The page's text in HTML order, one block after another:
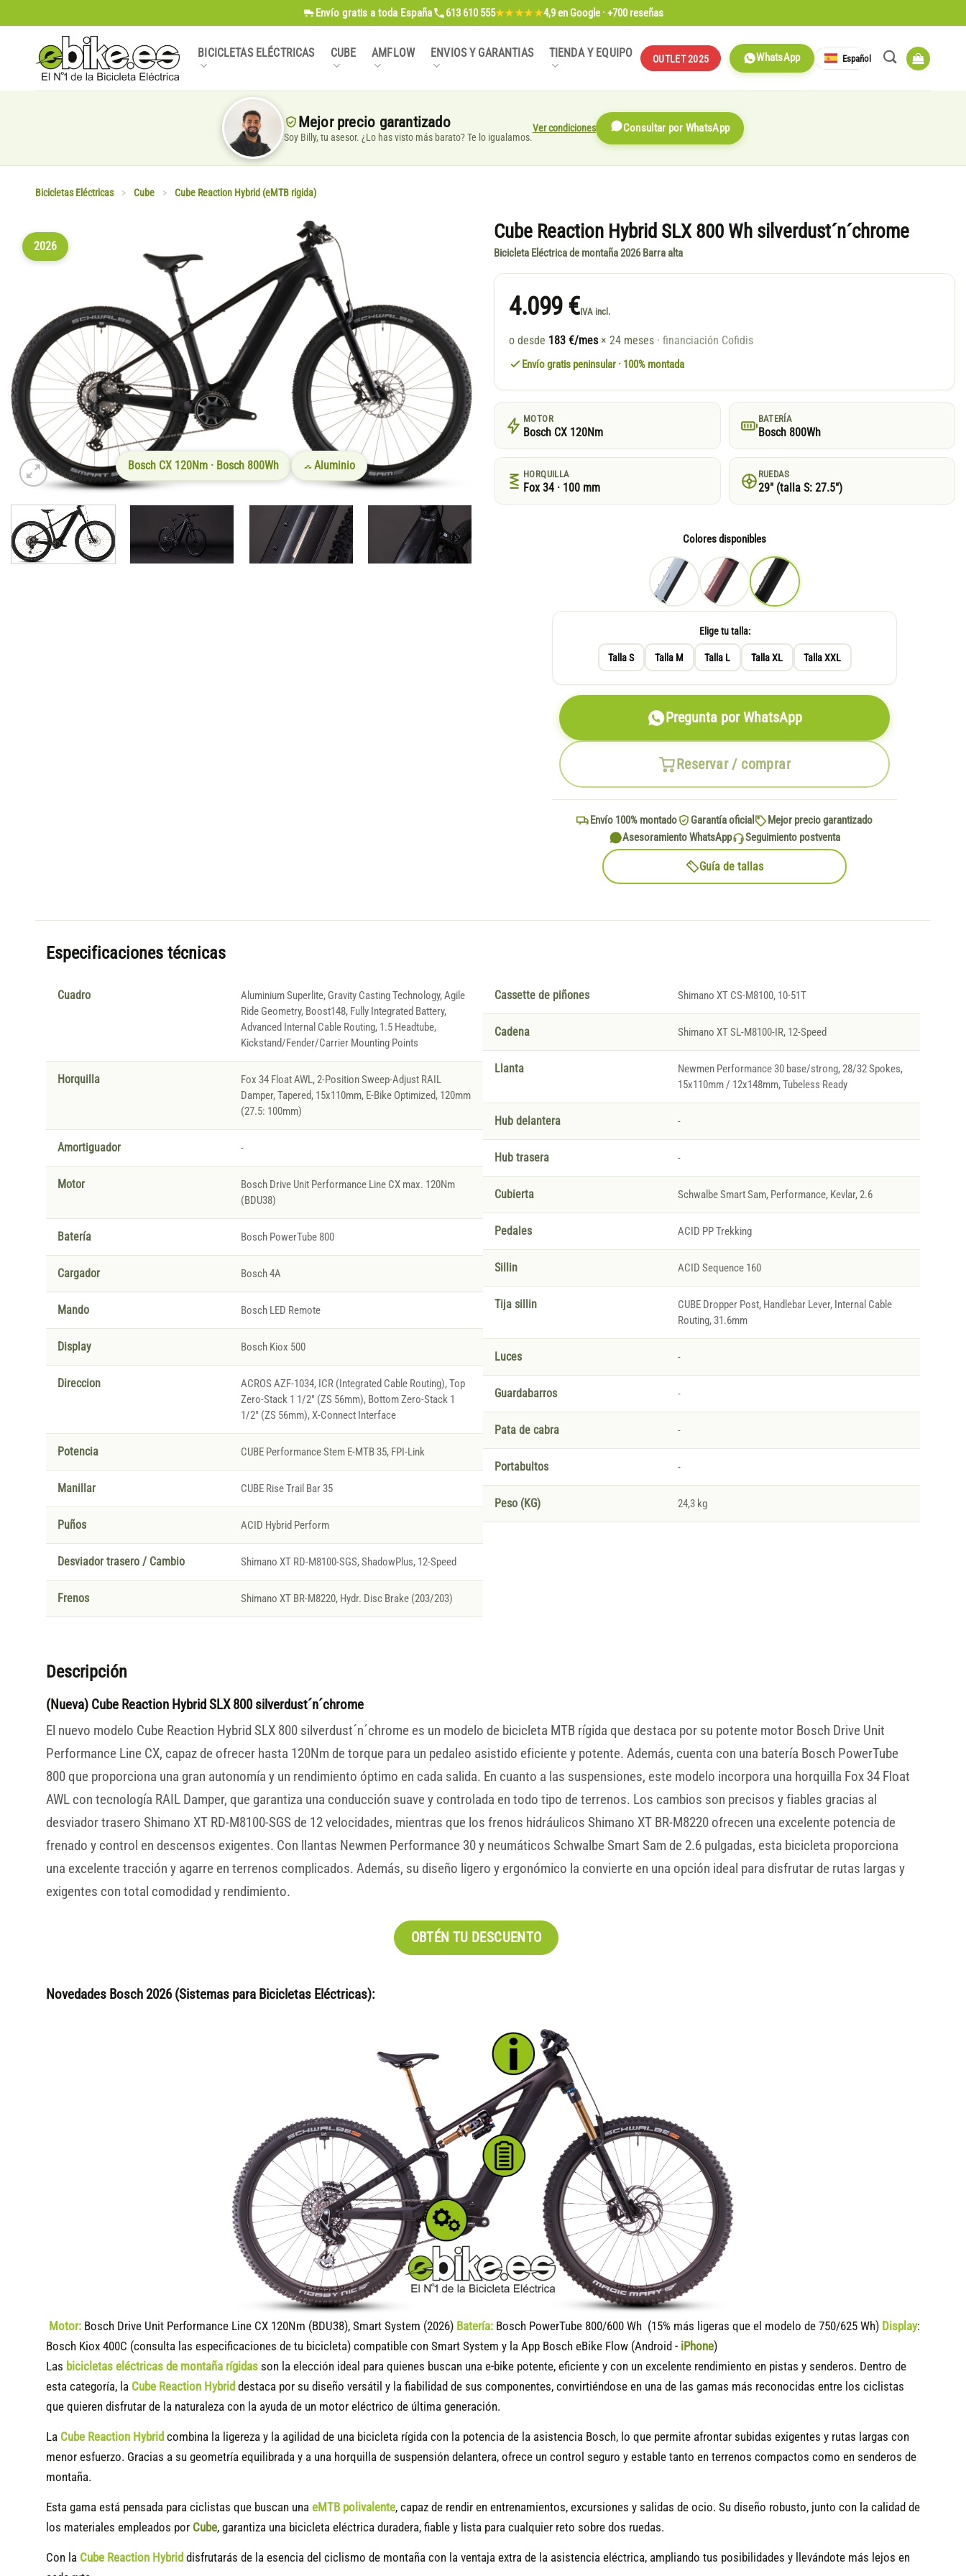
al
contenido
Envío gratis a toda España 613 610 555★★★★★4,9en Google · +700 reseñas
BICICLETAS ELÉCTRICAS CUBE AMFLOW ENVIOS Y GARANTIAS TIENDA Y EQUIPO OUTLET 2025 WhatsApp Español
Mejor precio garantizado
Soy Billy, tu asesor. ¿Lo has visto más barato? Te lo igualamos.
Ver condiciones Consultar por WhatsApp
Bicicletas Eléctricas > Cube > Cube Reaction Hybrid (eMTB rigida)
2026
Bosch CX 120Nm · Bosch 800Wh Aluminio
Cube Reaction Hybrid SLX 800 Wh silverdust´n´chrome
Bicicleta Eléctrica de montaña 2026 Barra alta
4.099 €IVA incl.
o desde 183 €/mes × 24 meses · financiación Cofidis
Envío gratis peninsular · 100% montada
MOTOR
Bosch CX 120Nm
BATERÍA
Bosch 800Wh
HORQUILLA
Fox 34 · 100 mm
RUEDAS
29″ (talla S: 27.5″)
Colores disponibles
Elige tu talla:
Talla S Talla M Talla L Talla XL Talla XXL
Reservar / comprar
Pregunta por WhatsApp
Envío 100% montado Garantía oficial
Mejor precio garantizado
Asesoramiento WhatsApp
Seguimiento postventa
Guía de tallas
Especificaciones técnicas
Cuadro
Aluminium Superlite, Gravity Casting Technology, Agile
Ride Geometry, Boost148, Fully Integrated Battery,
Advanced Internal Cable Routing, 1.5 Headtube,
Kickstand/Fender/Carrier Mounting Points
Horquilla
Fox 34 Float AWL, 2-Position Sweep-Adjust RAIL
Damper, Tapered, 15x110mm, E-Bike Optimized, 120mm
(27.5: 100mm)
Amortiguador -
Motor
Bosch Drive Unit Performance Line CX max. 120Nm
(BDU38)
Batería Bosch PowerTube 800
Cargador Bosch 4A
Mando Bosch LED Remote
Display Bosch Kiox 500
Direccion
ACROS AZF-1034, ICR (Integrated Cable Routing), Top
Zero-Stack 1 1/2" (ZS 56mm), Bottom Zero-Stack 1
1/2" (ZS 56mm), X-Connect Interface
Potencia CUBE Performance Stem E-MTB 35, FPI-Link
Manillar CUBE Rise Trail Bar 35
Puños ACID Hybrid Perform
Desviador trasero / Cambio Shimano XT RD-M8100-SGS, ShadowPlus, 12-Speed
Frenos Shimano XT BR-M8220, Hydr. Disc Brake (203/203)
Cassette de piñones Shimano XT CS-M8100, 10-51T
Cadena Shimano XT SL-M8100-IR, 12-Speed
Llanta
Newmen Performance 30 base/strong, 28/32 Spokes,
15x110mm / 12x148mm, Tubeless Ready
Hub delantera -
Hub trasera -
Cubierta Schwalbe Smart Sam, Performance, Kevlar, 2.6
Pedales ACID PP Trekking
Sillin ACID Sequence 160
Tija sillin
CUBE Dropper Post, Handlebar Lever, Internal Cable
Routing, 31.6mm
Luces -
Guardabarros -
Pata de cabra -
Portabultos -
Peso (KG) 24,3 kg
Descripción
(Nueva) Cube Reaction Hybrid SLX 800 silverdust´n´chrome
El nuevo modelo Cube Reaction Hybrid SLX 800 silverdust´n´chrome es un modelo de bicicleta MTB rígida que destaca por su potente motor Bosch Drive Unit
Performance Line CX, capaz de ofrecer hasta 120Nm de torque para un pedaleo asistido eficiente y potente. Además, cuenta con una batería Bosch PowerTube
800 que proporciona una gran autonomía y un rendimiento óptimo en cada salida. En cuanto a las suspensiones, este modelo incorpora una horquilla Fox 34 Float
AWL con tecnología RAIL Damper, que garantiza una conducción suave y controlada en todo tipo de terrenos. Los cambios son precisos y fiables gracias al
desviador trasero Shimano XT RD-M8100-SGS de 12 velocidades, mientras que los frenos hidráulicos Shimano XT BR-M8220 ofrecen una excelente potencia de
frenado y control en descensos exigentes. Con llantas Newmen Performance 30 y neumáticos Schwalbe Smart Sam de 2.6 pulgadas, esta bicicleta proporciona
una excelente tracción y agarre en terrenos complicados. Además, su diseño ligero y ergonómico la convierte en una opción ideal para disfrutar de rutas largas y
exigentes con total comodidad y rendimiento.
OBTÉN TU DESCUENTO
Novedades Bosch 2026 (Sistemas para Bicicletas Eléctricas):
Motor:Bosch Drive Unit Performance Line CX 120Nm (BDU38), Smart System (2026) Batería:Bosch PowerTube 800/600 Wh (15% más ligeras que el modelo de 750/625 Wh) Display:
Bosch Kiox 400C (consulta las especificaciones de tu bicicleta) compatiblecon Smart System y la App Bosch eBike Flow (Android - iPhone)
Las bicicletas eléctricas de montaña rígidasson la elección ideal para quienes buscan una e-bike potente, eficiente y con un excelente rendimiento en pistas y senderos. Dentro de
esta categoría, la Cube Reaction Hybrid destaca por su diseño versátil y la fiabilidad de sus componentes, convirtiéndose en una de las gamas más reconocidas entre los ciclistas
que quieren disfrutar de la naturaleza con la ayuda de un motor eléctrico de última generación.
La Cube Reaction Hybrid combina la ligereza y la agilidad de una bicicleta rígida con la potencia de la asistencia Bosch, lo que permite afrontar subidas exigentes y rutas largas con
menor esfuerzo. Gracias a su geometría equilibrada y a una horquilla de suspensión delantera, ofrece un control seguro y estable tanto en terrenos compactos como en senderos de
montaña.
Esta gama está pensada para ciclistas que buscan una eMTB polivalente, capaz de rendir en entrenamientos, excursiones y salidas de ocio. Su diseño robusto, junto con la calidad de
los materiales empleados por Cube, garantiza una bicicleta eléctrica duradera, fiable y lista para cualquier reto sobre dos ruedas.
Con la Cube Reaction Hybrid disfrutarás de la esencia del ciclismo de montaña con la ventaja extra de la asistencia eléctrica, ampliando tus posibilidades y llevándote más lejos en